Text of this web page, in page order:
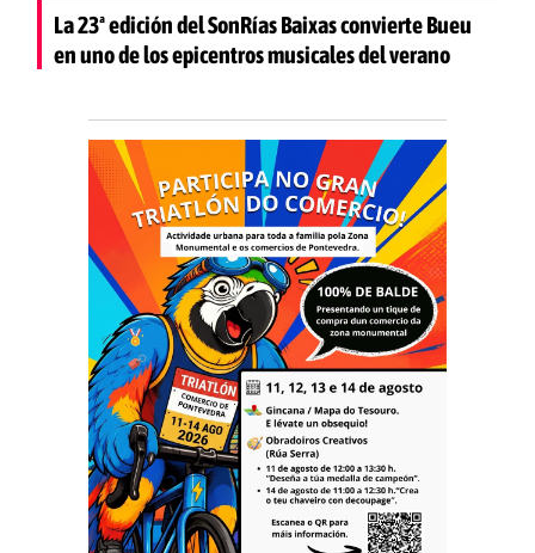
La 23ª edición del SonRías Baixas convierte Bueu
en uno de los epicentros musicales del verano